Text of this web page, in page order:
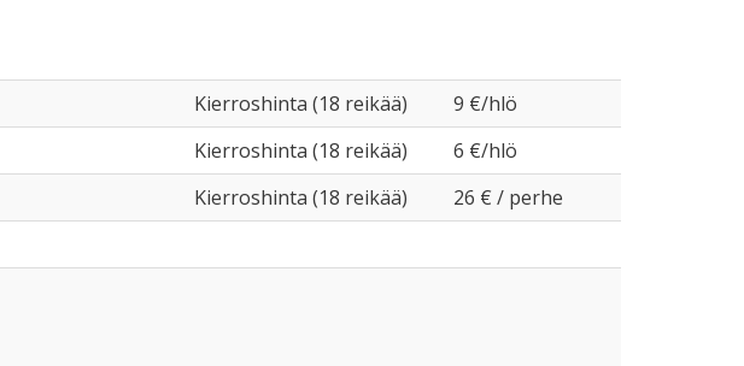
Kierroshinta (18 reikää)
9 €/hlö
Kierroshinta (18 reikää)
6 €/hlö
Kierroshinta (18 reikää)
26 € / perhe